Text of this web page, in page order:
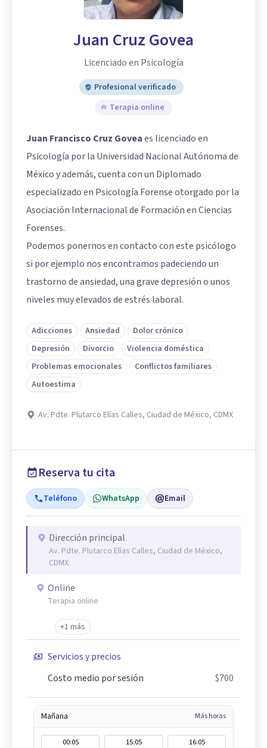
Juan Cruz Govea
Licenciado en Psicología
Profesional verificado
Terapia online
Juan Francisco Cruz Goveaes licenciado en
Psicología por la Universidad Nacional Autónoma de
México y además, cuenta con un Diplomado
especializado en Psicología Forense otorgado por la
Asociación Internacional de Formación en Ciencias
Forenses.
Podemos ponernos en contacto con este psicólogo
si por ejemplo nos encontramos padeciendo un
trastorno de ansiedad, una grave depresión o unos
niveles muy elevados de estrés laboral.
Adicciones Ansiedad
Dolor crónico
Depresión
Divorcio
Violencia doméstica
Problemas emocionales
Conflictos familiares
Autoestima
Av. Pdte. Plutarco Elías Calles, Ciudad de México, CDMX
Reserva tu cita
Teléfono WhatsApp Email
Dirección principal
Av. Pdte. Plutarco Elías Calles, Ciudad de México,
CDMX
Online
Terapia online
+1 más
Servicios y precios
Costo medio por sesión
$700
Mañana Más horas
00:05 15:05
16:05